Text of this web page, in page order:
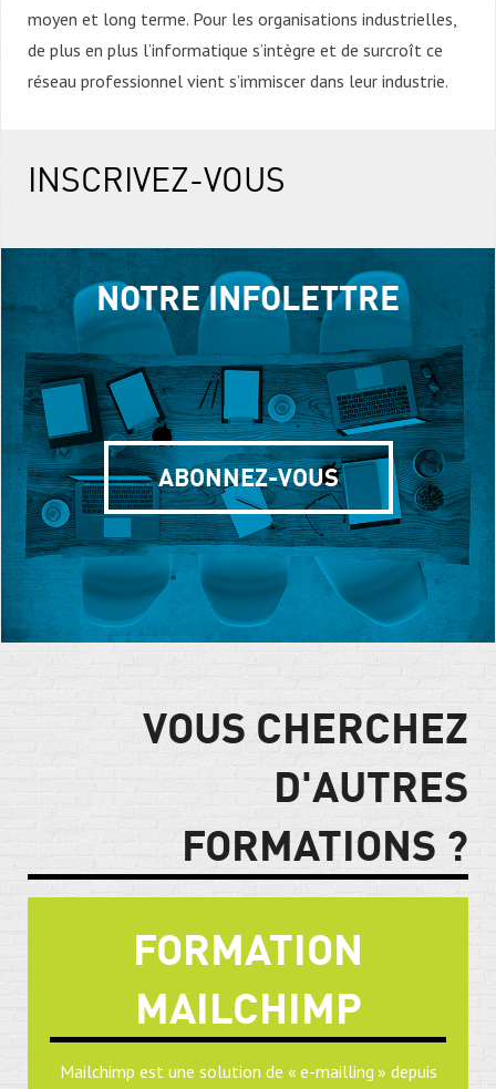
moyen et long terme. Pour les organisations industrielles,
de plus en plus l’informatique s’intègre et de surcroît ce
réseau professionnel vient s’immiscer dans leur industrie.
INSCRIVEZ-VOUS
NOTRE INFOLETTRE
ABONNEZ-VOUS
VOUS CHERCHEZ
D'AUTRES
FORMATIONS ?
FORMATION
MAILCHIMP
Mailchimp est une solution de « e-mailling » depuis